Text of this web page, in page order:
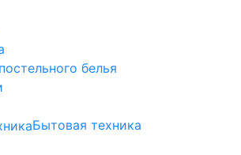
белья
Бытовая техника